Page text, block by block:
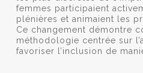
femmes participaient
plénières et animaient les
Ce changement démontre
méthodologie centrée sur
favoriser l’inclusion de